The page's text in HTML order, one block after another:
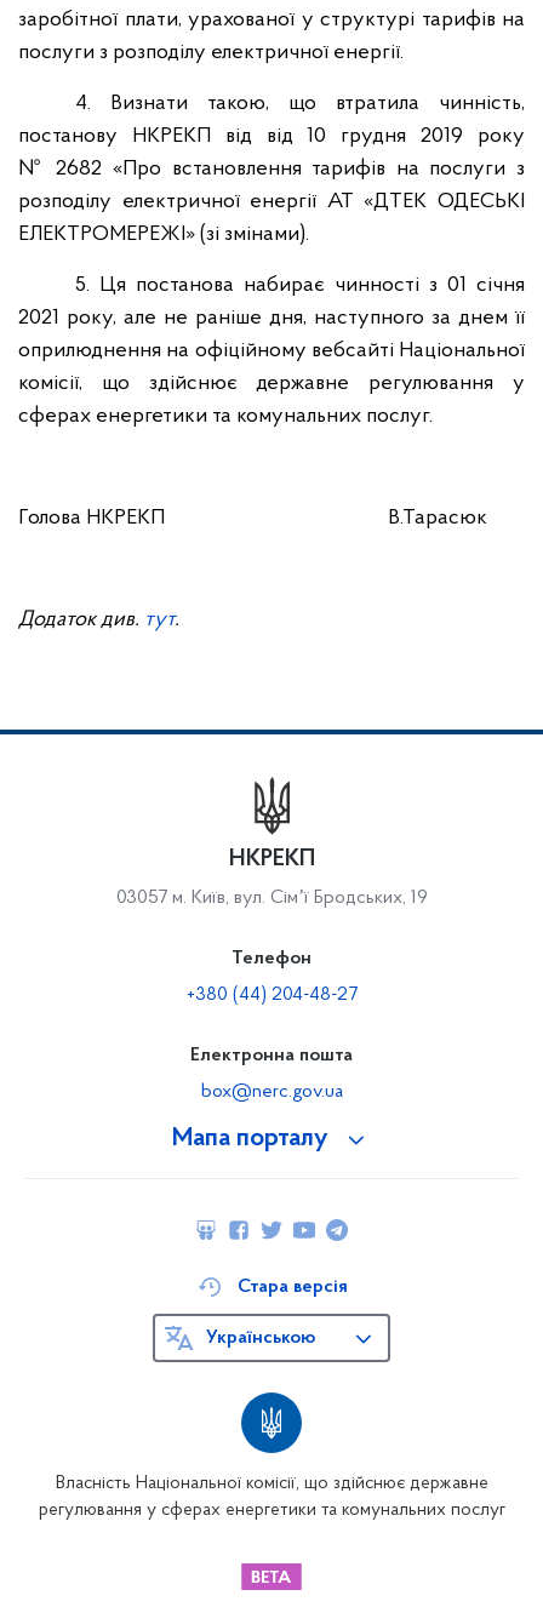
заробітної плати, урахованої у структурі тарифів на
послуги з розподілу електричної енергії.
4. Визнати такою, що втратила чинність,
постанову НКРЕКП від
від 10 грудня 2019 року
№ 2682 «Про встановлення тарифів на послуги з
розподілу електричної енергії АТ «ДТЕК ОДЕСЬКІ
ЕЛЕКТРОМЕРЕЖІ» (зі змінами).
5. Ця постанова набирає чинності з 01 січня
2021 року, але не раніше дня, наступного за днем її
оприлюднення на офіційному вебсайті Національної
комісії, що здійснює державне регулювання у
сферах енергетики та комунальних послуг.
Голова НКРЕКП В.Тарасюк
Додаток див. тут.
Мапа порталу
НКРЕКП
03057 м. Київ, вул. Сімʼї Бродських, 19
Телефон
+380 (44) 204-48-27
Електронна пошта
box@nerc.gov.ua
Власність Національної комісії, що здійснює державне
регулювання у сферах енергетики та комунальних послуг
Стара версія
Українською